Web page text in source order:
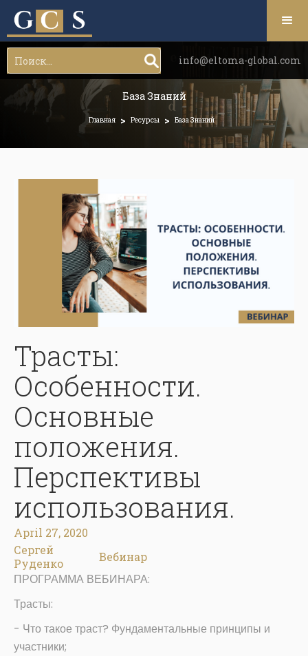
info@eltoma-global.com
База Знаний
Главная > Ресурсы > База Знаний
Трасты:
Особенности.
Основные
положения.
Перспективы
использования.
April 27, 2020
Сергей
Руденко
Вебинар
ПРОГРАММА ВЕБИНАРА:
Трасты:
- Что такое траст? Фундаментальные принципы и
участники;